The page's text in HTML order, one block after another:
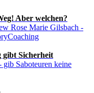
Aber welchen?
gibt Sicherheit